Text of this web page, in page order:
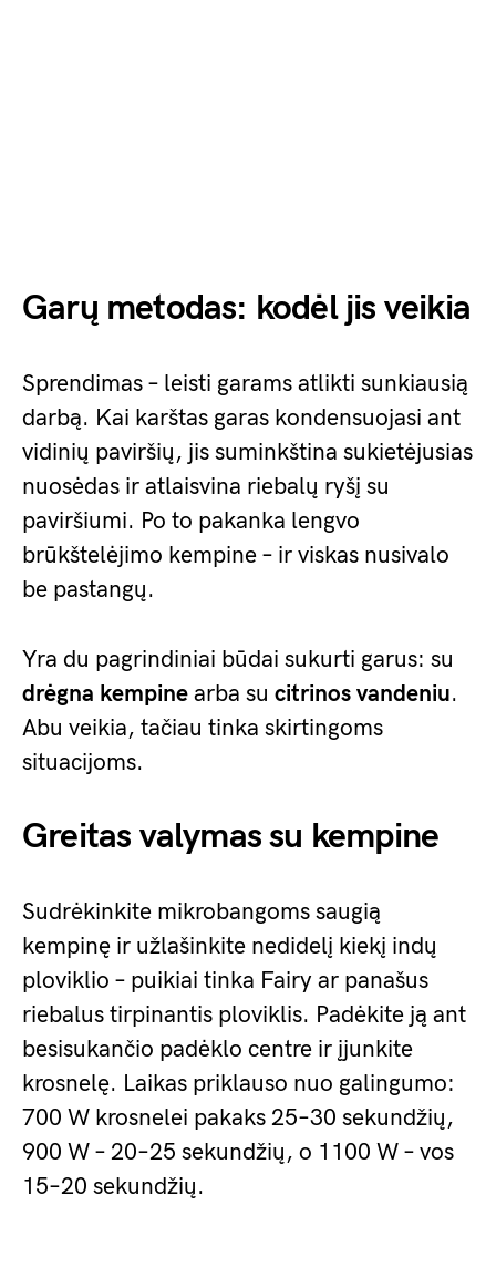
Garų metodas: kodėl jis veikia
Sprendimas – leisti garams atlikti sunkiausią
darbą. Kai karštas garas kondensuojasi ant
vidinių paviršių, jis suminkština sukietėjusias
nuosėdas ir atlaisvina riebalų ryšį su
paviršiumi. Po to pakanka lengvo
brūkštelėjimo kempine – ir viskas nusivalo
be pastangų.
Yra du pagrindiniai būdai sukurti garus: su
drėgna kempine arba su citrinos vandeniu.
Abu veikia, tačiau tinka skirtingoms
situacijoms.
Greitas valymas su kempine
Sudrėkinkite mikrobangoms saugią
kempinę ir užlašinkite nedidelį kiekį indų
ploviklio – puikiai tinka Fairy ar panašus
riebalus tirpinantis ploviklis. Padėkite ją ant
besisukančio padėklo centre ir įjunkite
krosnelę. Laikas priklauso nuo galingumo:
700 W krosnelei pakaks 25–30 sekundžių,
900 W – 20–25 sekundžių, o 1100 W – vos
15–20 sekundžių.